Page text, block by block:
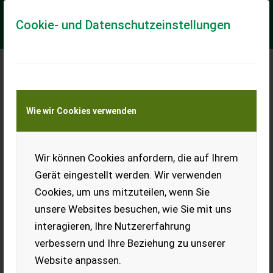
Cookie- und Datenschutzeinstellungen
Wie wir Cookies verwenden
Wir können Cookies anfordern, die auf Ihrem
Gerät eingestellt werden. Wir verwenden
Cookies, um uns mitzuteilen, wenn Sie
unsere Websites besuchen, wie Sie mit uns
interagieren, Ihre Nutzererfahrung
verbessern und Ihre Beziehung zu unserer
Website anpassen.
Meine Transportkostenanfrage
Transport von Land- und Baumaschinen –
KEINE Tiertransporte
Kuhn VM153 4E/5H 102
Maschinenstandort: Grampersdorf Werksausstattung
VM1535H80102 VM153 4E/5H 102 Rahmen Erweiterung
VM153H 102(-90) Grindel Steinsich.NSH Durchm.100 ...
EUR 33.201 inkl. 19% MwSt